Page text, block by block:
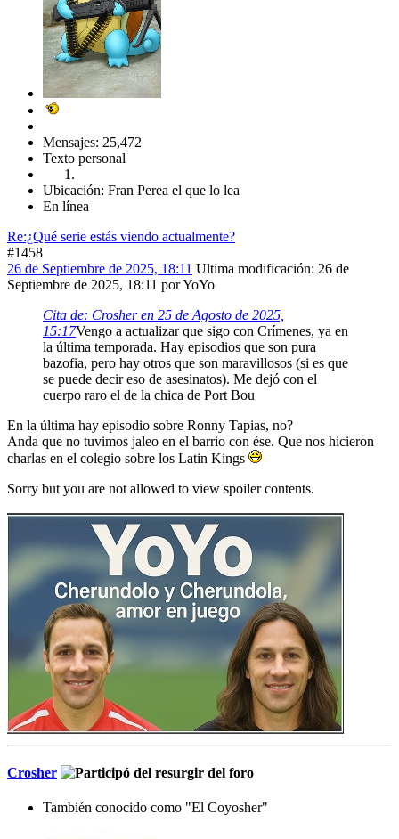
Mensajes: 25,472
Texto personal
Ubicación: Fran Perea el que lo lea
En línea
Re:¿Qué serie estás viendo actualmente?
#1458
26 de Septiembre de 2025, 18:11 Ultima modificación: 26 de
Septiembre de 2025, 18:11 por YoYo
Cita de: Crosher en 25 de Agosto de 2025,
15:17Vengo a actualizar que sigo con Crímenes, ya en
la última temporada. Hay episodios que son pura
bazofia, pero hay otros que son maravillosos (si es que
se puede decir eso de asesinatos). Me dejó con el
cuerpo raro el de la chica de Port Bou
En la última hay episodio sobre Ronny Tapias, no?
Anda que no tuvimos jaleo en el barrio con ése. Que nos hicieron
charlas en el colegio sobre los Latin Kings
Sorry but you are not allowed to view spoiler contents.
Crosher
También conocido como "El Coyosher"